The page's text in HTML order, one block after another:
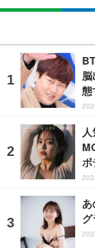
態
ボ
グ